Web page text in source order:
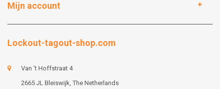
Mijn account
Lockout-tagout-shop.com
Van 't Hoffstraat 4
2665 JL Bleiswijk, The Netherlands